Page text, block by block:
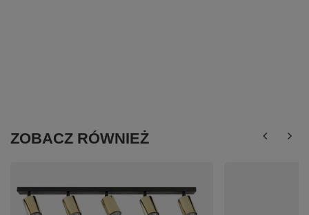
ZOBACZ RÓWNIEŻ